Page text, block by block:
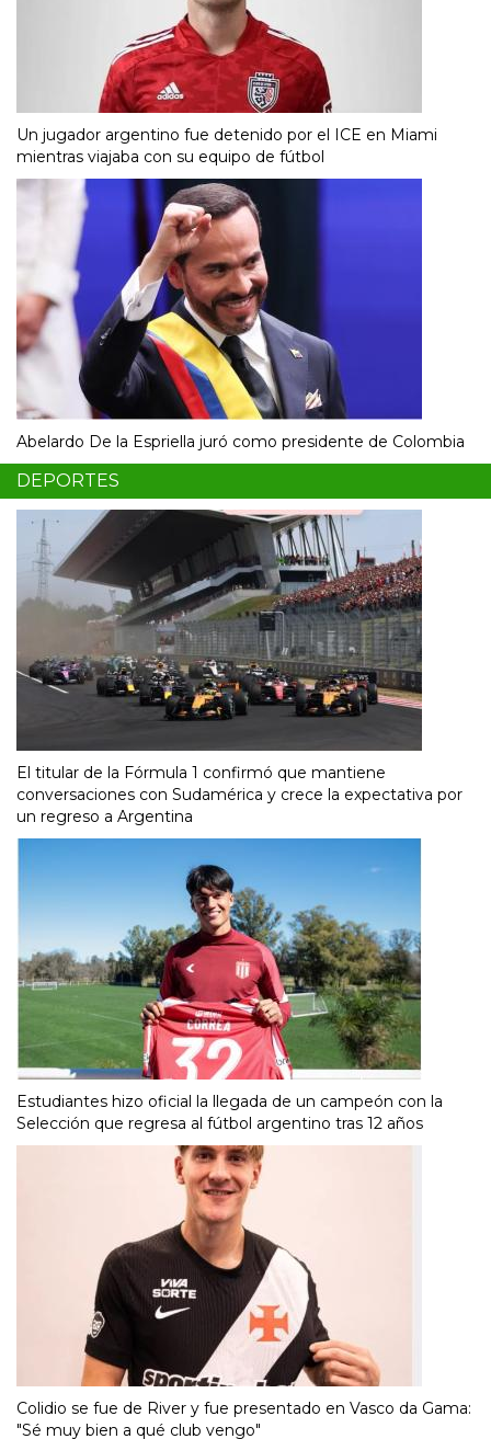
Un jugador argentino fue detenido por el ICE en Miami
mientras viajaba con su equipo de fútbol
Abelardo De la Espriella juró como presidente de Colombia
DEPORTES
El titular de la Fórmula 1 confirmó que mantiene
conversaciones con Sudamérica y crece la expectativa por
un regreso a Argentina
Estudiantes hizo oficial la llegada de un campeón con la
Selección que regresa al fútbol argentino tras 12 años
Colidio se fue de River y fue presentado en Vasco da Gama:
"Sé muy bien a qué club vengo"